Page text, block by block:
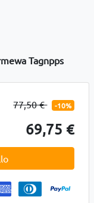
Tagnpps
77,50 € -10%
69,75 €